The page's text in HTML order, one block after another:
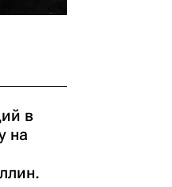
в
на